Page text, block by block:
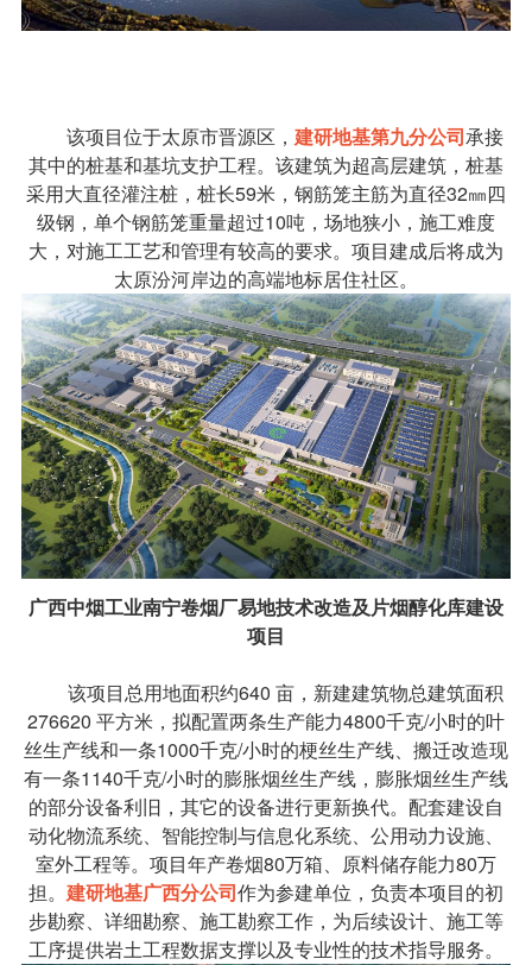
该项目位于太原市晋源区， 建研地基第九分公司承接
其中的桩基和基坑支护工程。该建筑为超高层建筑，桩基
采用大直径灌注桩，桩长59米，钢筋笼主筋为直径32㎜四
级钢 ，单个钢筋笼重量超过10吨，场地狭小，施工难度
大，对施工工艺和管理有较高的要求。项目建成后将成为
太原汾河岸边的高端地标居住社区。
广西中烟工业南宁卷烟厂易地技术改造及片烟醇化库建设
项目
该项目总用地面积约640 亩，新建建筑物总建筑面积
276620 平方米，拟配置两条生产能力4800千克/小时的叶
丝生产线和一条1000千克/小时的梗丝生产线、搬迁改造现
有一条1140千克/小时的膨胀烟丝生产线，膨胀烟丝生产线
的部分设备利旧，其它的设备进行更新换代。配套建设自
动化物流系统、智能控制与信息化系统、公用动力设施、
室外工程等。项目年产卷烟80万箱、原料储存能力80万
担。 建研地基广西分公司作为参建单位，负责本项目的初
步勘察、详细勘察、施工勘察工作，为后续设计、施工等
工序提供岩土工程数据支撑以及专业性的技术指导服务。